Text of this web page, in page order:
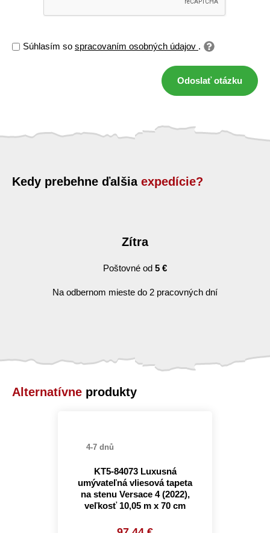
Súhlasím so spracovaním osobných údajov .
Odoslať otázku
Kedy prebehne ďalšia expedície?
Zítra
Poštovné od 5 €
Na odbernom mieste do 2 pracovných dní
Alternatívne produkty
4-7 dnů
KT5-84073 Luxusná
umývateľná vliesová tapeta
na stenu Versace 4 (2022),
veľkosť 10,05 m x 70 cm